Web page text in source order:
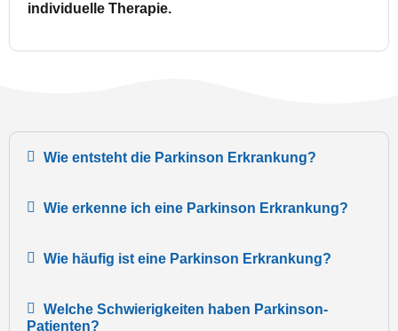
individuelle Therapie.
Wie entsteht die Parkinson Erkrankung?
Wie erkenne ich eine Parkinson Erkrankung?
Wie häufig ist eine Parkinson Erkrankung?
Welche Schwierigkeiten haben Parkinson-
Patienten?